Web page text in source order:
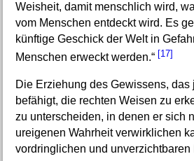
Weisheit, damit menschlich wird,
vom Menschen entdeckt wird. Es
künftige Geschick der Welt in
Menschen erweckt werden.“ [17]
Die Erziehung des Gewissens, das
befähigt, die rechten Weisen zu
zu unterscheiden, in denen er sich
ureigenen Wahrheit verwirklichen
vordringlichen und unverzichtbaren